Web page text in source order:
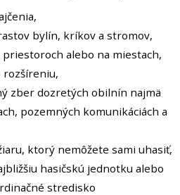
bylín, kríkov a stromov,
priestoroch alebo na miestach,
rozšíreniu,
zber dozretých obilnín najmä
pozemných komunikáciách a
ktorý nemôžete sami uhasiť,
hasičskú jednotku alebo
stredisko